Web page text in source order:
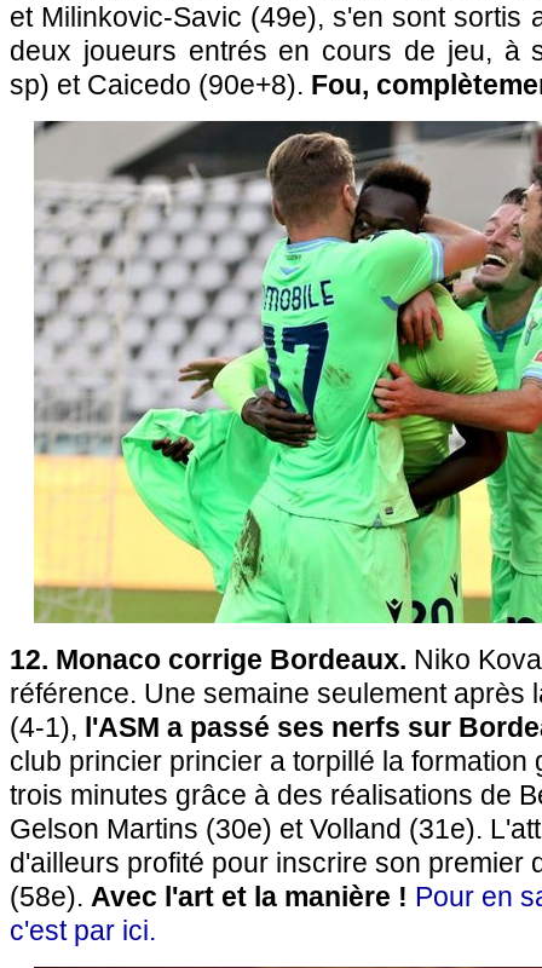
et Milinkovic-Savic (49e), s'en sont sortis
deux joueurs entrés en cours de jeu, à
sp) et Caicedo (90e+8). Fou,
12. Monaco corrige Bordeaux. Niko
référence. Une semaine seulement après
(4-1), l'ASM a passé ses nerfs sur
club princier princier a torpillé la formation
trois minutes grâce à des réalisations de
Gelson Martins (30e) et Volland (31e).
d'ailleurs profité pour inscrire son premier
(58e). Avec l'art et la manière ! Pour en
c'est par ici.